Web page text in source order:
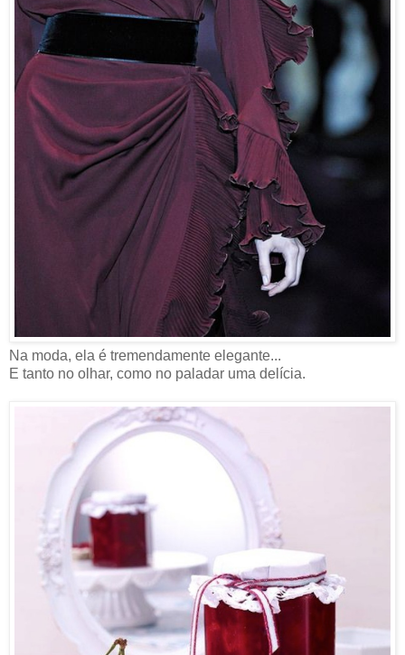
Na moda, ela é tremendamente elegante...
E tanto no olhar, como no paladar uma delícia.